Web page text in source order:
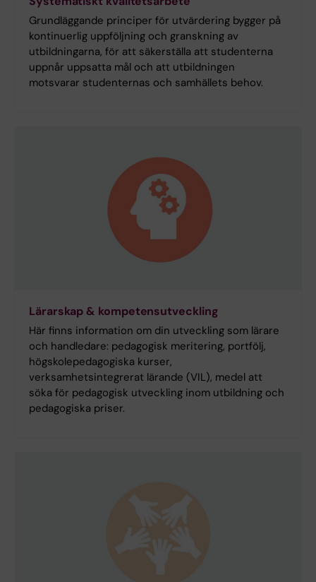
Grundläggande principer för utvärdering bygger på
kontinuerlig uppföljning och granskning av
utbildningarna, för att säkerställa att studenterna
uppnår uppsatta mål och att utbildningen
motsvarar studenternas och samhällets behov.
Lärarskap & kompetensutveckling
Här finns information om din utveckling som lärare
och handledare: pedagogisk meritering, portfölj,
högskolepedagogiska kurser,
verksamhetsintegrerat lärande (VIL), medel att
söka för pedagogisk utveckling inom utbildning och
pedagogiska priser.